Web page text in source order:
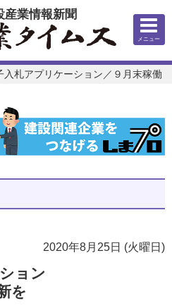
産業情報新聞
メニュー
入札アプリケーション／９月末稼働
2020年8月25日 (火曜日)
ョン
を